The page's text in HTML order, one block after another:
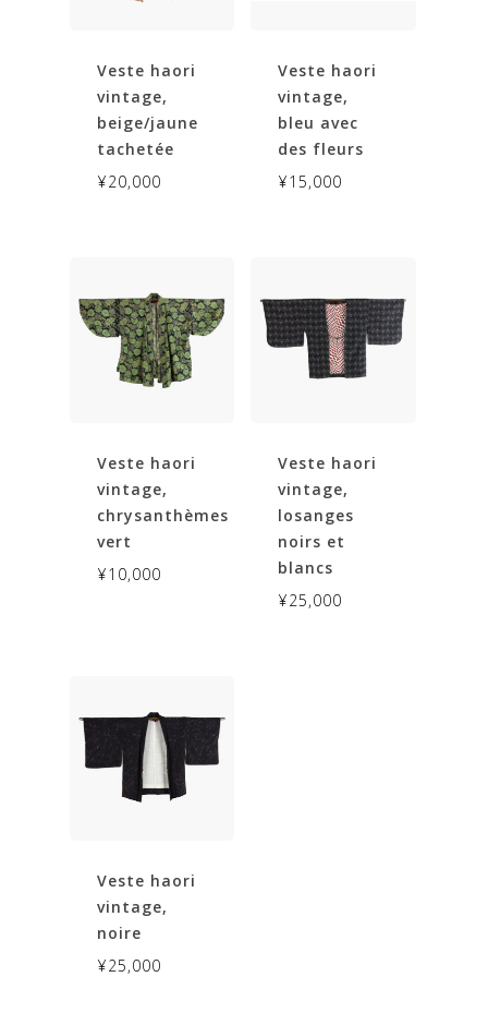
Go To Shop
Veste haori
vintage,
beige/jaune
tachetée
¥20,000
Veste haori
vintage,
bleu avec
des fleurs
¥15,000
Veste haori
vintage,
chrysanthèmes
vert
¥10,000
Veste haori
vintage,
losanges
noirs et
blancs
¥25,000
Veste haori
vintage,
noire
¥25,000